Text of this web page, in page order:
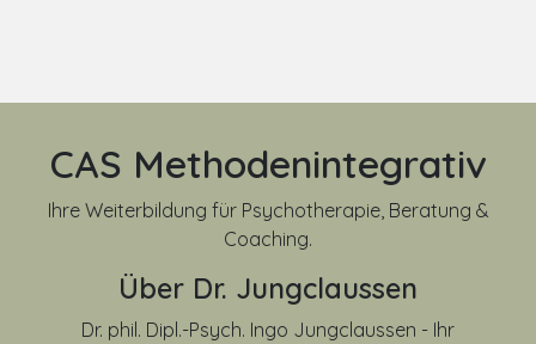
CAS Methodenintegrativ
Ihre Weiterbildung für Psychotherapie, Beratung &
Coaching.
Über Dr. Jungclaussen
Dr. phil. Dipl.-Psych. Ingo Jungclaussen - Ihr